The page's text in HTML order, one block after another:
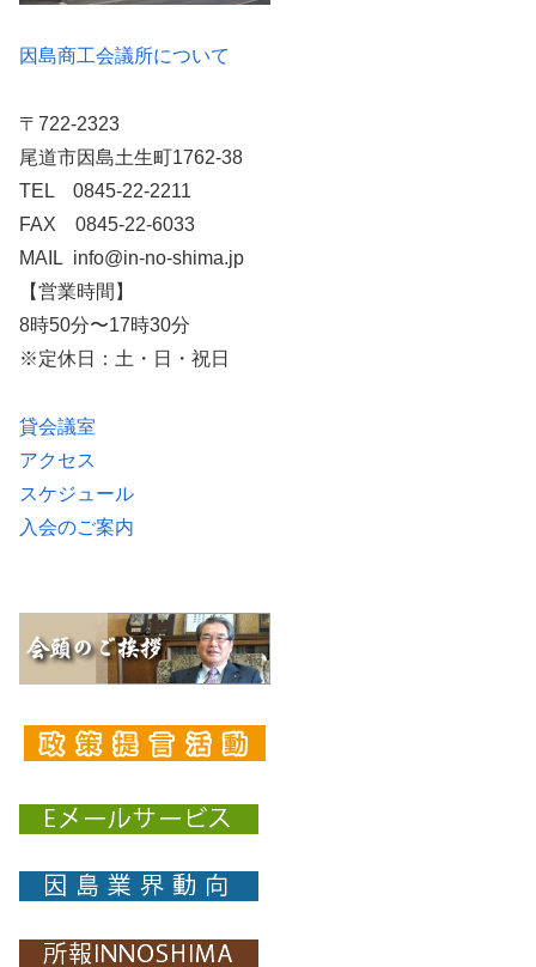
因島商工会議所について
〒722-2323
尾道市因島土生町1762-38
TEL 0845-22-2211
FAX 0845-22-6033
MAIL info@in-no-shima.jp
【営業時間】
8時50分〜17時30分
※定休日：土・日・祝日
貸会議室
アクセス
スケジュール
入会のご案内